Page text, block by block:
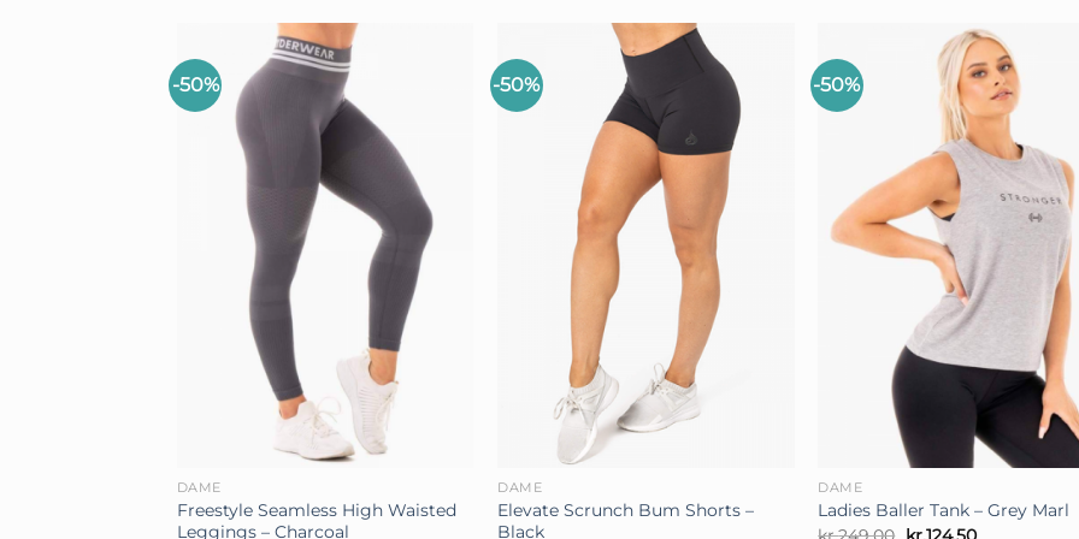
-50%
DAME
Freestyle Seamless High Waisted
Leggings – Charcoal
-50%
DAME
Elevate Scrunch Bum Shorts –
Black
-50%
DAME
Ladies Baller Tank – Grey Marl
Den Den